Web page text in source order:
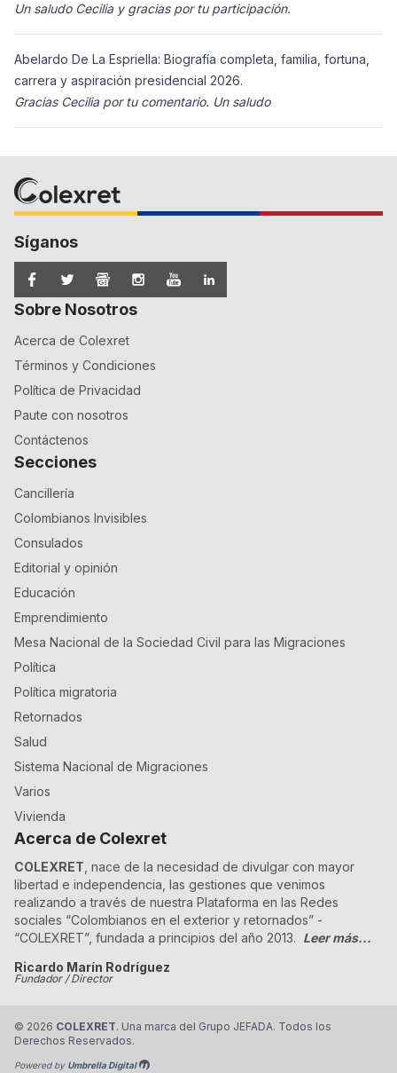
Un saludo Cecilia y gracias por tu participación.
Abelardo De La Espriella: Biografía completa, familia, fortuna,
carrera y aspiración presidencial 2026.
Gracias Cecilia por tu comentario. Un saludo
Síganos
Sobre Nosotros
Acerca de Colexret
Términos y Condiciones
Política de Privacidad
Paute con nosotros
Contáctenos
Secciones
Cancillería
Colombianos Invisibles
Consulados
Editorial y opinión
Educación
Emprendimiento
Mesa Nacional de la Sociedad Civil para las Migraciones
Política
Política migratoria
Retornados
Salud
Sistema Nacional de Migraciones
Varios
Vivienda
Acerca de Colexret
COLEXRET , nace de la necesidad de divulgar con mayor
libertad e independencia, las gestiones que venimos
realizando a través de nuestra Plataforma en las Redes
sociales “Colombianos en el exterior y retornados” -
“COLEXRET”, fundada a principios del año 2013. Leer más...
Ricardo Marín Rodríguez
Fundador / Director
© 2026 COLEXRET. Una marca del Grupo JEFADA. Todos los
Derechos Reservados.
Powered by Umbrella Digital 